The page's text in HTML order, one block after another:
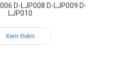
D-LJP008 D-LJP009 D-
LJP010
Xem thêm